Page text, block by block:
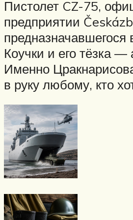
Пистолет CZ-75,
предприятии
Коучки и его тёзка
Именно
в руку любому, кто